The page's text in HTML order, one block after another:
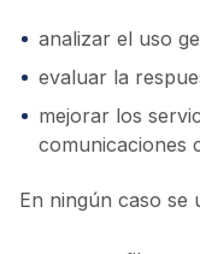
analizar el uso
evaluar la
mejorar los
comunicaciones
En ningún caso se